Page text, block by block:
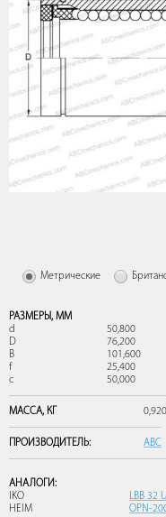
Метрические
РАЗМЕРЫ, ММ
d
50,800
D
76,200
B
101,600
f
25,400
c
50,000
МАССА, КГ 0,920
ПРОИЗВОДИТЕЛЬ: ABC
АНАЛОГИ:
IKO
LBB 32
HEIM
OPN-